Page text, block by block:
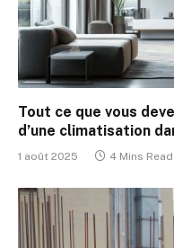
Tout ce que vous
d’une climatisation
1 août 2025 4 Mins Read